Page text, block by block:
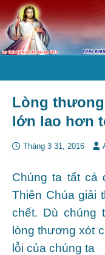
Lòng
lớn lao hơn
Tháng 3 31, 2016
Chúng ta tất cả
Thiên Chúa giải
chết. Dù chúng
lòng thương xót
lỗi của chúng ta